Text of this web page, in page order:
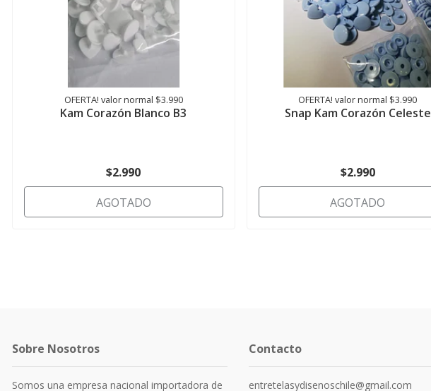
OFERTA! valor normal $3.990
Kam Corazón Blanco B3
$2.990
AGOTADO
OFERTA! valor normal $3.990
Snap Kam Corazón Celeste
$2.990
AGOTADO
Sobre Nosotros
Somos una empresa nacional importadora de
Contacto
entretelasydisenoschile@gmail.com